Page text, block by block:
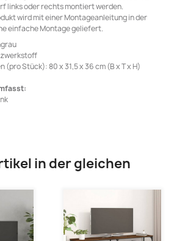
links oder rechts montiert werden.
wird mit einer Montageanleitung in der
einfache Montage geliefert.
(pro Stück): 80 x 31,5 x 36 cm (B x T x H)
in der gleichen